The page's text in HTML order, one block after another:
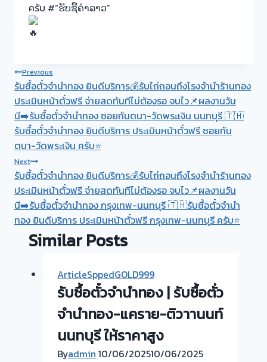
ครับ #“ຮັບຊື້ຄຳລາວ”
Post
navigation
Previous
รับซื้อตั๋วจำนำทอง ยินดีบริการ💰รับไถ่ถอนถึงโรงจำนำร้านทอง
ประเมินหน้าตั๋วฟรี จ่ายสดทันทีไม่ต้องรอ จบไว📌ผลงานวัน
นี➡️รับซื้อตั๋วจำนำทอง ซอยกันตนา-วัดพระเงิน นนทบุรี 🇹🇭
รับซื้อตั๋วจำนำทอง ยินดีบริการ ประเมินหน้าตั๋วฟรี ซอยกัน
ตนา-วัดพระเงิน ครับ⭐
Next
รับซื้อตั๋วจำนำทอง ยินดีบริการ💰รับไถ่ถอนถึงโรงจำนำร้านทอง
ประเมินหน้าตั๋วฟรี จ่ายสดทันทีไม่ต้องรอ จบไว📌ผลงานวัน
นี➡️รับซื้อตั๋วจำนำทอง กรุงเทพ-นนทบุรี 🇹🇭รับซื้อตั๋วจำนำ
ทอง ยินดีบริการ ประเมินหน้าตั๋วฟรี กรุงเทพ-นนทบุรี ครับ⭐
Similar Posts
ArticleSppedGOLD999
รับซื้อตั๋วจำนำทอง | รับซื้อตั่ว
จำนำทอง-แคราย-ติวาานนท์
นนทบุรี ให้ราคาสูง
Byadmin 10/06/202510/06/2025